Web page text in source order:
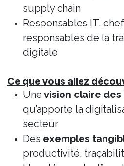
supply chain
Responsables IT,
responsables de la
digitale
Ce que vous allez
Une vision claire des
qu’apporte la
secteur
Des exemples
productivité,